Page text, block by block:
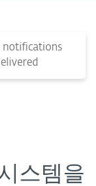
notifications
스템을